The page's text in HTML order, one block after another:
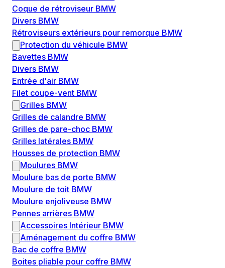
Coque de rétroviseur BMW
Divers BMW
Rétroviseurs extérieurs pour remorque BMW
Protection du véhicule BMW
Bavettes BMW
Divers BMW
Entrée d'air BMW
Filet coupe-vent BMW
Grilles BMW
Grilles de calandre BMW
Grilles de pare-choc BMW
Grilles latérales BMW
Housses de protection BMW
Moulures BMW
Moulure bas de porte BMW
Moulure de toit BMW
Moulure enjoliveuse BMW
Pennes arrières BMW
Accessoires Intérieur BMW
Aménagement du coffre BMW
Bac de coffre BMW
Boites pliable pour coffre BMW